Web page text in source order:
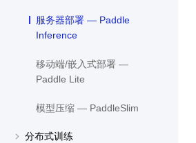
服务器部署 — Paddle
Inference
移动端/嵌入式部署 —
Paddle Lite
模型压缩 — PaddleSlim
分布式训练